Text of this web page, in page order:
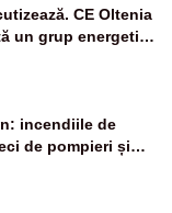
CE Oltenia
un grup energetic
incendiile de
de pompieri și
- VIDEO